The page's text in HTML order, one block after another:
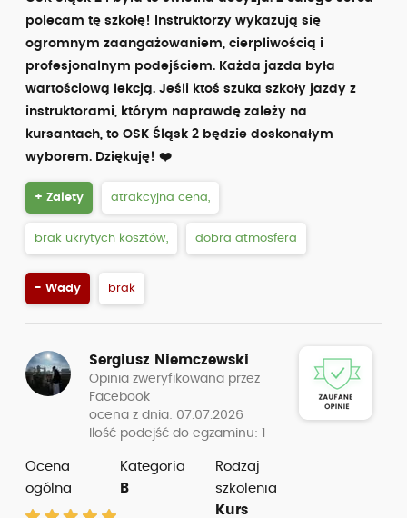
polecam tę szkołę! Instruktorzy wykazują się
ogromnym zaangażowaniem, cierpliwością i
profesjonalnym podejściem. Każda jazda była
wartościową lekcją. Jeśli ktoś szuka szkoły jazdy z
instruktorami, którym naprawdę zależy na
kursantach, to OSK Śląsk 2 będzie doskonałym
wyborem. Dziękuję! ❤️
+ Zalety atrakcyjna cena,
brak ukrytych kosztów, dobra atmosfera
- Wady brak
Sergiusz Niemczewski
Opinia zweryfikowana przez
Facebook
ocena z dnia: 07.07.2026
Ilość podejść do egzaminu: 1
Ocena
ogólna
Kategoria
B
Rodzaj
szkolenia
Kurs